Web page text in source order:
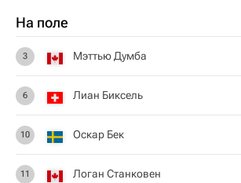
На поле
3 Мэттью Думба
6 Лиан Биксель
10 Оскар Бек
11 Логан Станковен